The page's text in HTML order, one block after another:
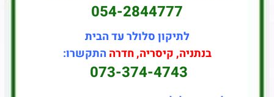
054-2844777
לתיקון סלולר עד הבית
בנתניה, קיסריה, חדרה התקשרו:
073-374-4743